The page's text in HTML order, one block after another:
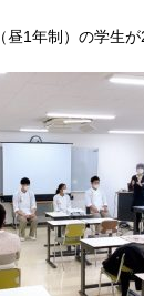
昼1年制）の学生